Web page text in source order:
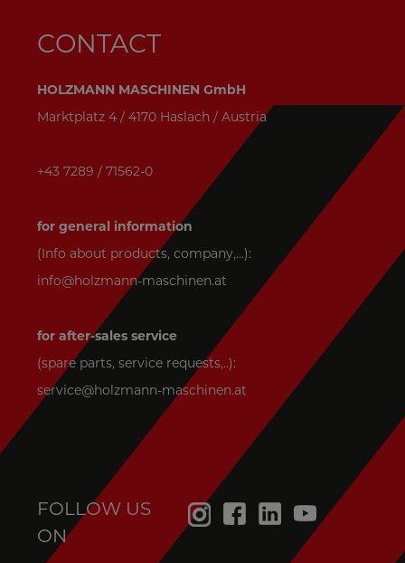
CONTACT
HOLZMANN MASCHINEN GmbH
Marktplatz 4 / 4170 Haslach / Austria
+43 7289 / 71562-0
for general information
(Info about products, company,...):
info@holzmann-maschinen.at
for after-sales service
(spare parts, service requests,..):
service@holzmann-maschinen.at
FOLLOW US
ON